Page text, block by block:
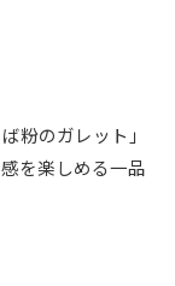
粉のガレット」
を楽しめる一品